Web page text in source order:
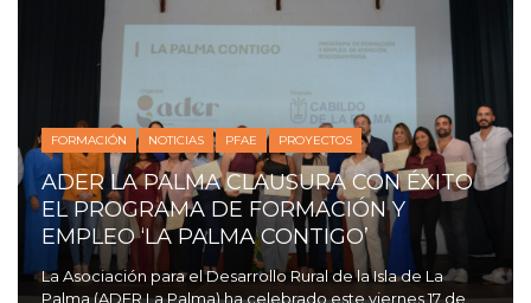
FORMACIÓN NOTICIAS PFAE PROYECTOS
ADER LA PALMA CLAUSURA CON ÉXITO
EL PROGRAMA DE FORMACIÓN Y
EMPLEO ‘LA PALMA CONTIGO’
La Asociación para el Desarrollo Rural de la Isla de La
Palma (ADER La Palma) ha celebrado este viernes 17 de